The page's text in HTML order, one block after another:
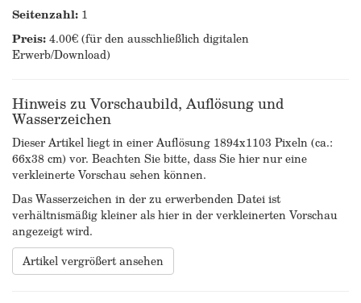
Seitenzahl: 1
Preis:4.00€ (für den ausschließlich digitalen
Erwerb/Download)
Hinweis zu Vorschaubild, Auflösung und
Wasserzeichen
Dieser Artikel liegt in einer Auflösung 1894x1103 Pixeln (ca.:
66x38 cm) vor. Beachten Sie bitte, dass Sie hier nur eine
verkleinerte Vorschau sehen können.
Das Wasserzeichen in der zu erwerbenden Datei ist
verhältnismäßig kleiner als hier in der verkleinerten Vorschau
angezeigt wird.
Artikel vergrößert ansehen